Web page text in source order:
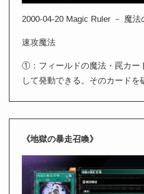
2000-04-20 Magic Ruler － 魔法
速攻魔法
①：フィールドの魔法・罠カー
して発動できる。そのカードを
《地獄の暴走召喚》